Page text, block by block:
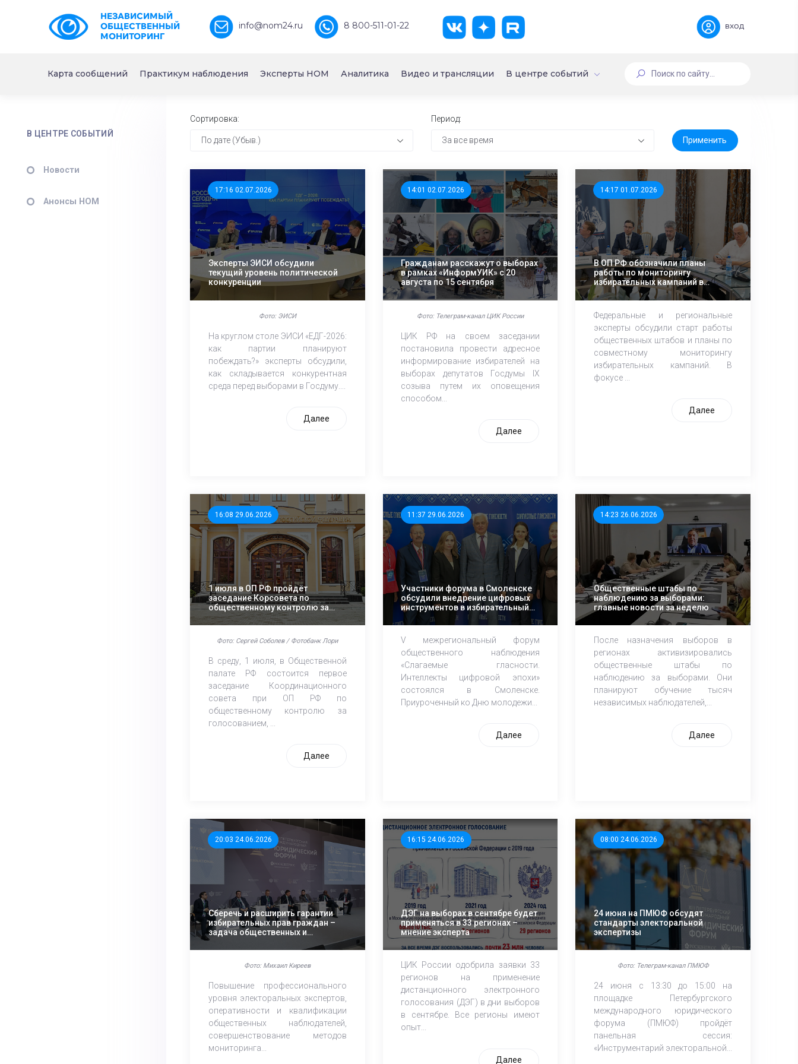
НЕЗАВИСИМЫЙ
ОБЩЕСТВЕННЫЙ
МОНИТОРИНГ
info@nom24.ru 8 800-511-01-22 вход
Карта сообщений Практикум наблюдения Эксперты НОМ Аналитика Видео и трансляции В центре событий
В ЦЕНТРЕ СОБЫТИЙ
Новости
Анонсы НОМ
Сортировка:
По дате (Убыв.)
Период:
За все время
17:16 02.07.2026
Эксперты ЭИСИ обсудили
текущий уровень политической
конкуренции
Фото: ЭИСИ
На круглом столе ЭИСИ «ЕДГ-2026:
как партии планируют
побеждать?» эксперты обсудили,
как складывается конкурентная
среда перед выборами в Госдуму....
Далее
14:01 02.07.2026
Гражданам расскажут о выборах
в рамках «ИнформУИК» с 20
августа по 15 сентября
Фото: Телеграм-канал ЦИК России
ЦИК РФ на своем заседании
постановила провести адресное
информирование избирателей на
выборах депутатов Госдумы IХ
созыва путем их оповещения
способом...
Далее
14:17 01.07.2026
В ОП РФ обозначили планы
работы по мониторингу
избирательных кампаний в
Госдуму и других уровней 2026
года
Федеральные и региональные
эксперты обсудили старт работы
общественных штабов и планы по
совместному мониторингу
избирательных кампаний. В
фокусе ...
Далее
16:08 29.06.2026
1 июля в ОП РФ пройдёт
заседание Корсовета по
общественному контролю за
голосованием
Фото: Сергей Соболев / Фотобанк Лори
В среду, 1 июля, в Общественной
палате РФ состоится первое
заседание Координационного
совета при ОП РФ по
общественному контролю за
голосованием, ...
Далее
11:37 29.06.2026
Участники форума в Смоленске
обсудили внедрение цифровых
инструментов в избирательный
процесс
V межрегиональный форум
общественного наблюдения
«Слагаемые гласности.
Интеллекты цифровой эпохи»
состоялся в Смоленске.
Приуроченный ко Дню молодежи...
Далее
14:23 26.06.2026
Общественные штабы по
наблюдению за выборами:
главные новости за неделю
После назначения выборов в
регионах активизировались
общественные штабы по
наблюдению за выборами. Они
планируют обучение тысяч
независимых наблюдателей,...
Далее
20:03 24.06.2026
Сберечь и расширить гарантии
избирательных прав граждан –
задача общественных и
государственных институтов
Фото: Михаил Киреев
Повышение профессионального
уровня электоральных экспертов,
оперативности и квалификации
общественных наблюдателей,
совершенствование методов
мониторинга...
16:15 24.06.2026
ДЭГ на выборах в сентябре будет
применяться в 33 регионах –
мнение эксперта
ЦИК России одобрила заявки 33
регионов на применение
дистанционного электронного
голосования (ДЭГ) в дни выборов
в сентябре. Все регионы имеют
опыт...
Далее
08:00 24.06.2026
24 июня на ПМЮФ обсудят
стандарты электоральной
экспертизы
Фото: Телеграм-канал ПМЮФ
24 июня с 13:30 до 15:00 на
площадке Петербургского
международного юридического
форума (ПМЮФ) пройдёт
панельная сессия:
«Инструментарий электоральной...